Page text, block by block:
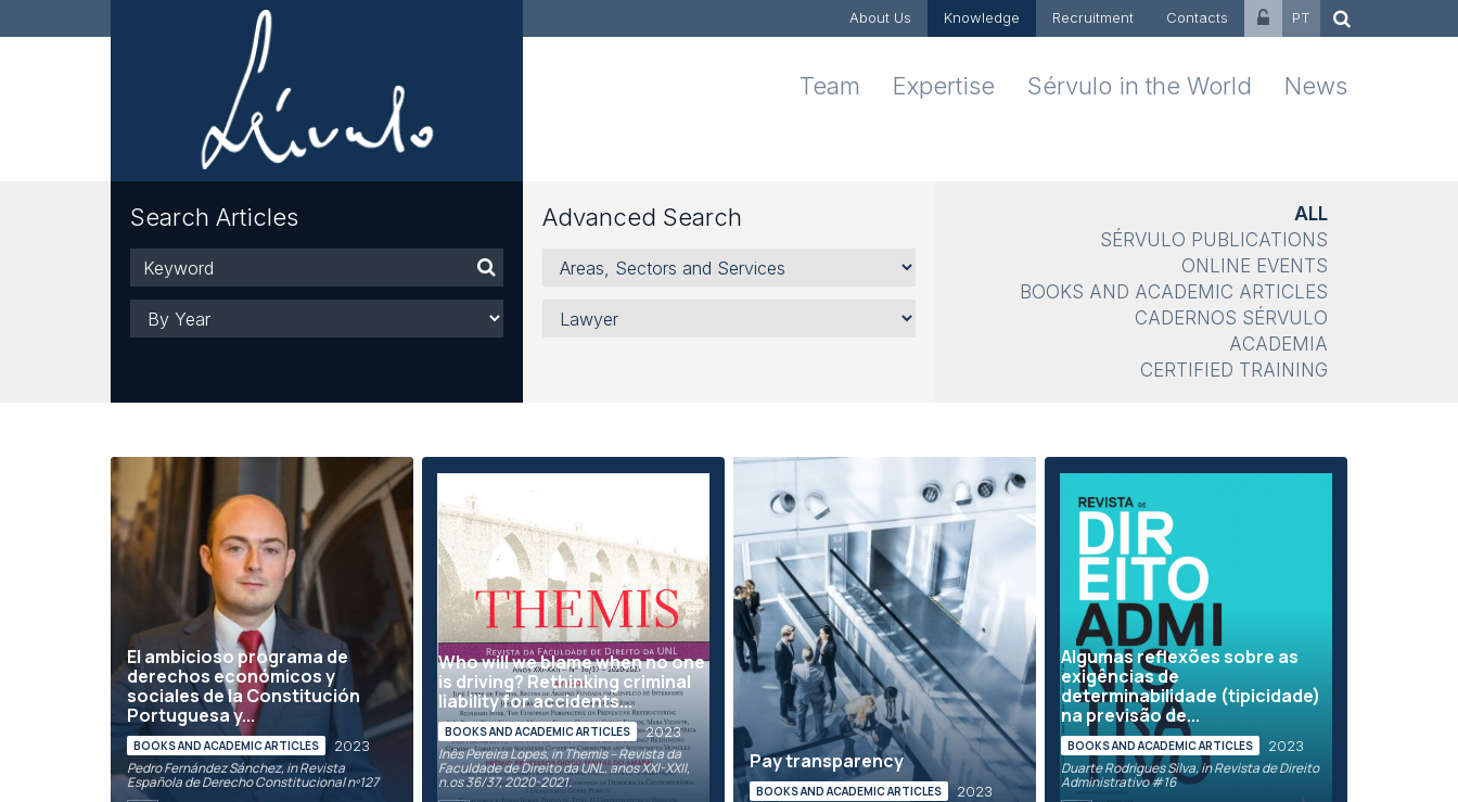
About Us Knowledge Recruitment Contacts PT
Team Expertise Sérvulo in the World News
Search Articles
Keyword
Year
Advanced Search
Areas,
Sectors
Services
Lawyer
ALL
SÉRVULO PUBLICATIONS
ONLINE EVENTS
BOOKS AND ACADEMIC ARTICLES
CADERNOS SÉRVULO
ACADEMIA
CERTIFIED TRAINING
El ambicioso programa de
derechos económicos y
sociales de la Constitución
Portuguesa y...
BOOKS AND ACADEMIC ARTICLES 2023
Pedro Fernández Sánchez, in Revista
Española de Derecho Constitucional nº127
Who will we blame when no one
is driving? Rethinking criminal
liability for accidents...
BOOKS AND ACADEMIC ARTICLES 2023
Inês Pereira Lopes, in Themis – Revista da
Faculdade de Direito da UNL, anos XXI-XXII,
n.os 36/37, 2020-2021.
Pay transparency
BOOKS AND ACADEMIC ARTICLES 2023
Algumas reflexões sobre as
exigências de
determinabilidade (tipicidade)
na previsão de...
BOOKS AND ACADEMIC ARTICLES 2023
Duarte Rodrigues Silva, in Revista de Direito
Administrativo #16